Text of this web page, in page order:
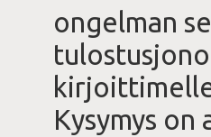
ongelman
Kysymys